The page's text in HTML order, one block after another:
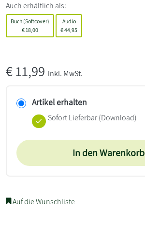
Auch erhältlich als:
Buch (Softcover)
€18,00
Audio
€44,95
€11,99 inkl. MwSt.
Artikel erhalten
Sofort Lieferbar (Download)
In den Warenkorb
Auf die Wunschliste